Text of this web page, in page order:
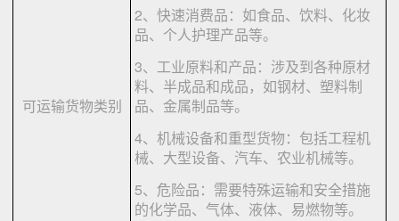
可运输货物类别
2、快速消费品：如食品、饮料、化妆
品、个人护理产品等。
3、工业原料和产品：涉及到各种原材
料、半成品和成品，如钢材、塑料制
品、金属制品等。
4、机械设备和重型货物：包括工程机
械、大型设备、汽车、农业机械等。
5、危险品：需要特殊运输和安全措施
的化学品、气体、液体、易燃物等。